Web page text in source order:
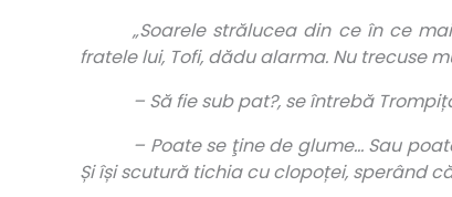
„Soarele strălucea din ce în ce
fratele lui, Tofi, dădu alarma. Nu trecuse
– Să fie sub pat?, se întrebă
– Poate se ţine de glume… Sau
Și își scutură tichia cu clopoței, sperând